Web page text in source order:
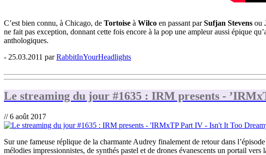
C’est bien connu, à Chicago, de Tortoise à Wilco en passant parSufjan Stevens ou
ne fait pas exception, donnant cette fois encore à la pop une ampleur aussi épique
anthologiques.
- 25.03.2011 parRabbitInYourHeadlights
Le streaming du jour #1635 : IRM presents -
// 6 août 2017
Sur une fameuse réplique de la charmante Audrey finalement de retour dans
mélodies impressionnistes, de synthés pastel et de drones évanescents un portail